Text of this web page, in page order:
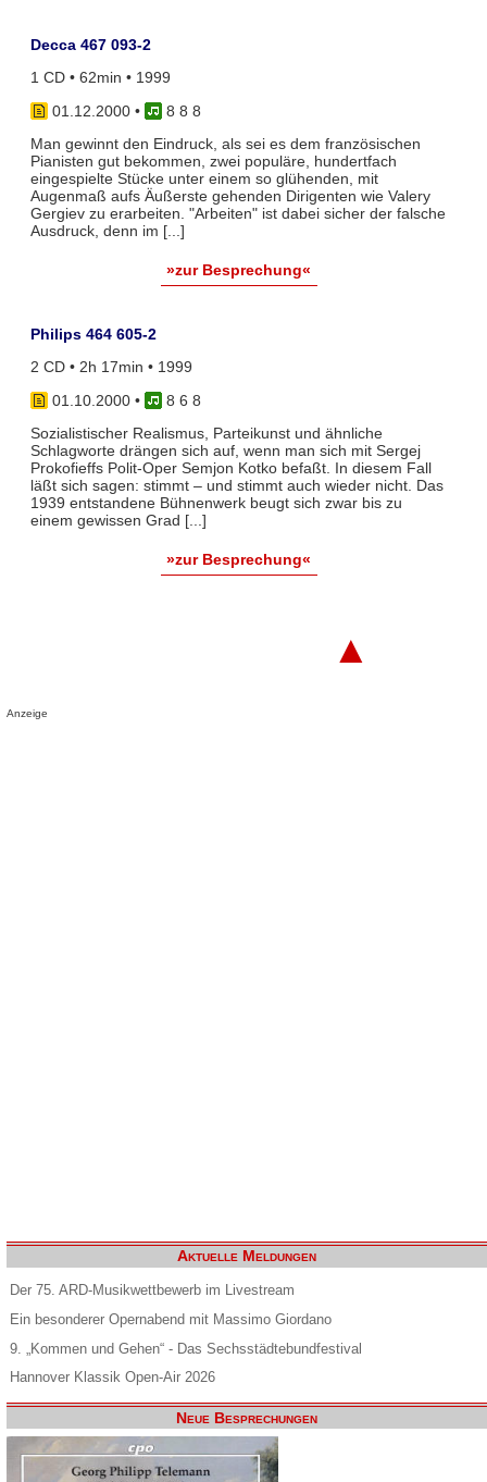
Decca 467 093-2
1 CD • 62min • 1999
01.12.2000•
8 8 8
Man gewinnt den Eindruck, als sei es dem französischen
Pianisten gut bekommen, zwei populäre, hundertfach
eingespielte Stücke unter einem so glühenden, mit
Augenmaß aufs Äußerste gehenden Dirigenten wie Valery
Gergiev zu erarbeiten. "Arbeiten" ist dabei sicher der falsche
Ausdruck, denn im [...]
»zur Besprechung«
Philips 464 605-2
2 CD • 2h 17min • 1999
01.10.2000•
8 6 8
Sozialistischer Realismus, Parteikunst und ähnliche
Schlagworte drängen sich auf, wenn man sich mit Sergej
Prokofieffs Polit-Oper Semjon Kotko befaßt. In diesem Fall
läßt sich sagen: stimmt – und stimmt auch wieder nicht. Das
1939 entstandene Bühnenwerk beugt sich zwar bis zu
einem gewissen Grad [...]
»zur Besprechung«
▲
Anzeige
Aktuelle Meldungen
Der 75. ARD-Musikwettbewerb im Livestream
Ein besonderer Opernabend mit Massimo Giordano
9. „Kommen und Gehen“ - Das Sechsstädtebundfestival
Hannover Klassik Open-Air 2026
Neue Besprechungen